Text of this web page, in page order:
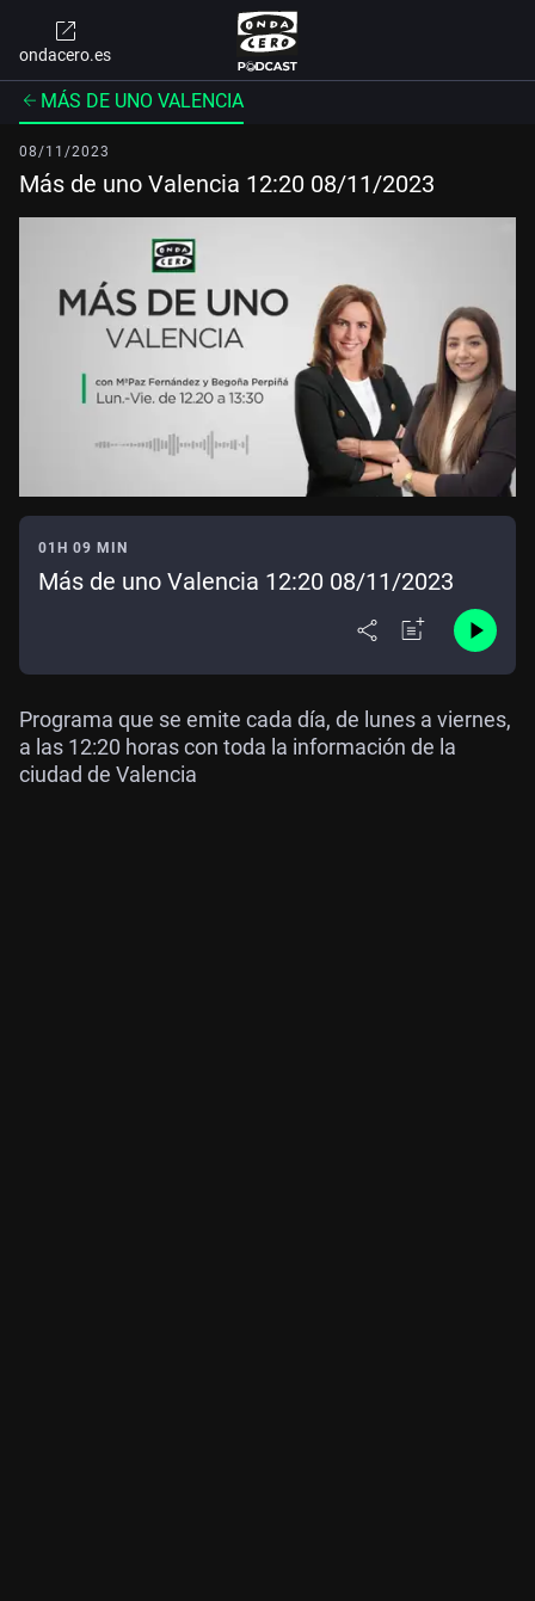
ondacero.es
MÁS DE UNO VALENCIA
08/11/2023
Más de uno Valencia 12:20 08/11/2023
01H 09 MIN
Más de uno Valencia 12:20 08/11/2023
Programa que se emite cada día, de lunes a viernes,
a las 12:20 horas con toda la información de la
ciudad de Valencia